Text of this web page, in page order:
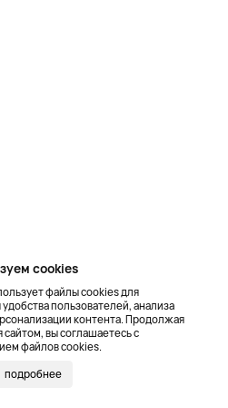
Создание сайта –
NetLab
cookies
файлы cookies для
пользователей, анализа
контента. Продолжая
сайтом, вы соглашаетесь с
файлов cookies.
подробнее